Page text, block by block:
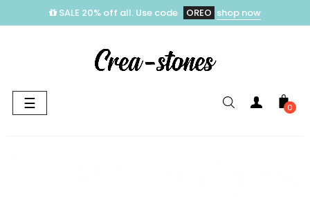
SALE 20% off all. Use code OREO shop now
Toggle
navigation
☰ 0